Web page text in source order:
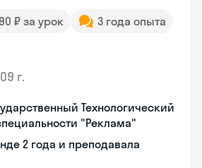
₽ за урок
3 года опыта
г.
Технологический
"Реклама"
2 года и преподавала